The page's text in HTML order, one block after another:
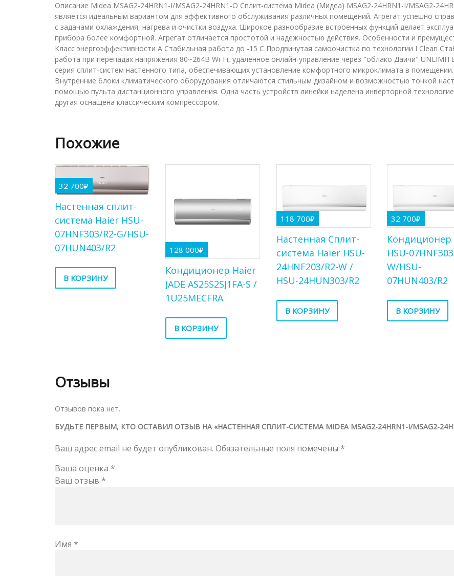
Описание Midea MSAG2-24HRN1-I/MSAG2-24HRN1-O Сплит-система Midea (Мидеа) MSAG2-24HRN1-I/MSAG2-
является идеальным вариантом для эффективного обслуживания различных помещений. Агрегат успешно
с задачами охлаждения, нагрева и очистки воздуха. Широкое разнообразие встроенных функций делает
прибора более комфортной. Агрегат отличается простотой и надежностью действия. Особенности и
Класс энергоэффективности А Стабильная работа до -15 С Продвинутая самоочистка по технологии I Clean
работа при перепадах напряжения 80~264В Wi-Fi, удаленное онлайн-управление через "облако Даичи"
серия сплит-систем настенного типа, обеспечивающих установление комфортного микроклимата в помещении.
Внутренние блоки климатического оборудования отличаются стильным дизайном и возможностью тонкой
помощью пульта дистанционного управления. Одна часть устройств линейки наделена инверторной
другая оснащена классическим компрессором.
Похожие
32 700₽
Настенная сплит-
система Haier HSU-
07HNF303/R2-G/HSU-
07HUN403/R2
В КОРЗИНУ
128 000₽
Кондиционер Haier
JADE AS25S2SJ1FA-S /
1U25MECFRA
В КОРЗИНУ
118 700₽
Настенная Сплит-
система Haier HSU-
24HNF203/R2-W /
HSU-24HUN303/R2
В КОРЗИНУ
32 700₽
Кондиционер
HSU-
W/HSU-
07HUN403/R2
В КОРЗИНУ
Отзывы
Отзывов пока нет.
БУДЬТЕ ПЕРВЫМ, КТО ОСТАВИЛ ОТЗЫВ НА «НАСТЕННАЯ СПЛИТ-СИСТЕМА MIDEA MSAG2-24HRN1-I/MSAG2-
Ваш адрес email не будет опубликован. Обязательные поля помечены *
Ваша оценка *
Ваш отзыв *
Имя *